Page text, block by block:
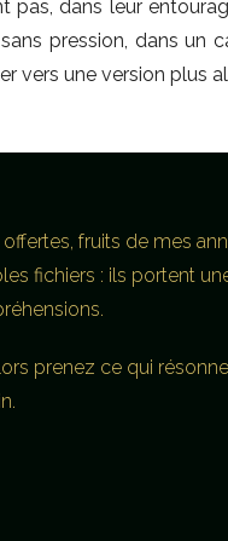
dans leur
pression, dans un
une version plus
fruits de mes
fichiers : ils portent
prenez ce qui